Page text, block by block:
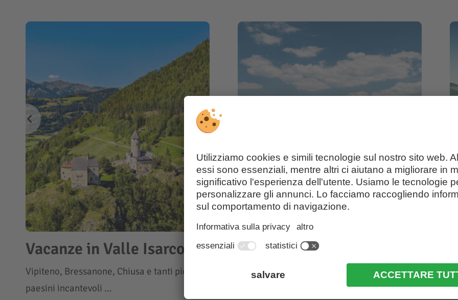
Vacanze in Valle Isarco
Vipiteno, Bressanone, Chiusa e tanti piccoli
paesini incantevoli …
Vacanze nella regione
dolomitica
Plan de Corones